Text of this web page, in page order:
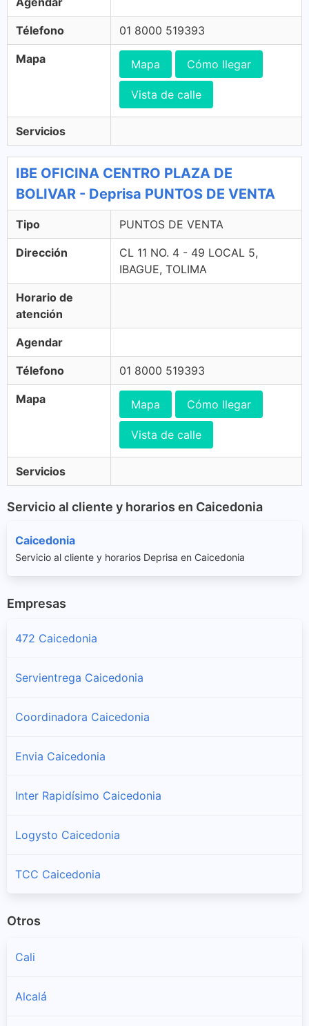
Télefono 01 8000 519393
Mapa Mapa Cómo llegar
Vista de calle
Servicios
IBE OFICINA CENTRO PLAZA DE
BOLIVAR - Deprisa PUNTOS DE VENTA
Tipo PUNTOS DE VENTA
Dirección
CL 11 NO. 4 - 49 LOCAL 5,
IBAGUE, TOLIMA
Horario de
atención
Agendar
Télefono 01 8000 519393
Mapa Mapa Cómo llegar
Vista de calle
Servicios
Servicio al cliente y horarios en Caicedonia
Caicedonia
Servicio al cliente y horarios Deprisa en Caicedonia
Empresas
472 Caicedonia
Servientrega Caicedonia
Coordinadora Caicedonia
Envia Caicedonia
Inter Rapidísimo Caicedonia
Logysto Caicedonia
TCC Caicedonia
Otros
Cali
Alcalá